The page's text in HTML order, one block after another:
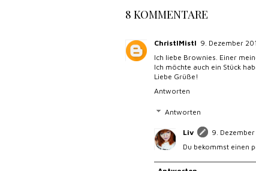
8 KOMMENTARE
ChristlMistl 9. Dezember
Ich liebe Brownies. Einer
Ich möchte auch ein Stück
Liebe Grüße!
Antworten
Antworten
Liv
9.
Du bekommst einen